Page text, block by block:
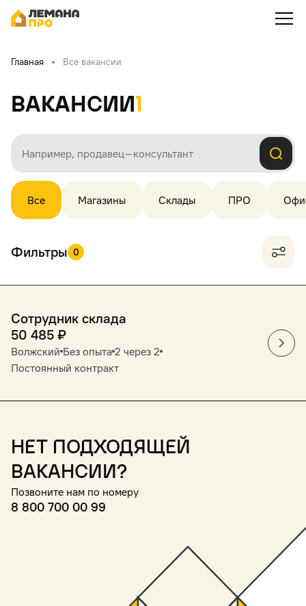
Главная Все вакансии
Вакансии1
Все Магазины Склады ПРО
Фильтры 0
Сотрудник склада
50 485 ₽
Волжский Без опыта 2 через 2
Постоянный контракт
Нет подходящей
вакансии?
Позвоните нам по номеру
8 800 700 00 99